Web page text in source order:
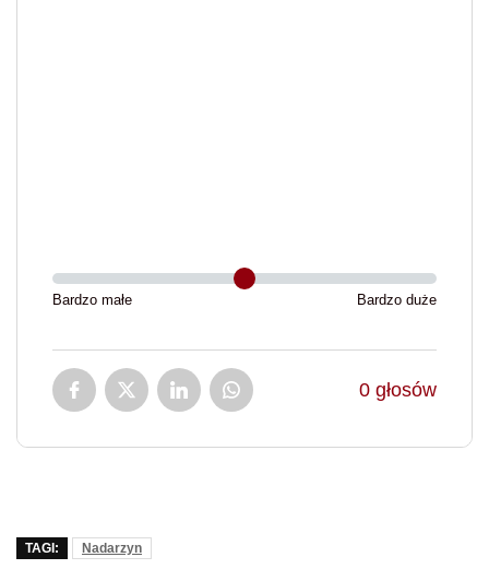
Bardzo małe Bardzo duże
0 głosów
TAGI: Nadarzyn